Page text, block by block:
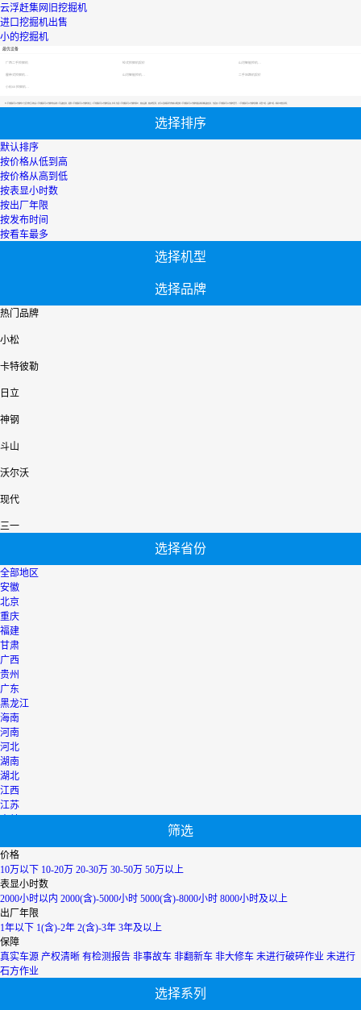
云浮赶集网旧挖掘机
进口挖掘机出售
小的挖掘机
最优设备
广西二手挖掘机 轮式挖掘机报价
二手压路机报价
【二手挖掘机可以分期吗】专区为您汇总有关二手挖掘机可以分期吗有关的二手设备信息，提供二手挖掘机可以分期吗转让,二手挖掘机可以分期吗买卖,市场,包括二手挖掘机可以分期吗报价，热卖品牌，热卖地区等；还可以直接看到为您精心挑选的二手挖掘机可以分期吗相关的机械设备信息，包括其二手挖掘机可以分期吗型号、二手挖掘机可以分期吗参数、机型介绍、品牌介绍、新机价格信息等；
选择排序
默认排序
按价格从低到高
按价格从高到低
按表显小时数
按出厂年限
按发布时间
按看车最多
选择机型
选择品牌
热门品牌
小松
卡特彼勒
日立
神钢
斗山
沃尔沃
现代
三一
选择省份
全部地区
安徽
北京
重庆
福建
甘肃
广西
贵州
广东
黑龙江
海南
河南
河北
湖南
湖北
江西
江苏
宁夏
内蒙古
青海
上海
陕西
山西
山东
四川
天津
台湾
筛选
价格
10万以下 10-20万 20-30万 30-50万 50万以上
表显小时数
2000小时以内 2000(含)-5000小时 5000(含)-8000小时 8000小时及以上
出厂年限
1年以下 1(含)-2年 2(含)-3年 3年及以上
保障
真实车源 产权清晰 有检测报告 非事故车 非翻新车 非大修车 未进行破碎作业 未进行
石方作业
选择系列